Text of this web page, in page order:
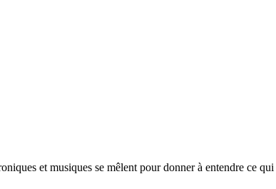
et musiques se mêlent pour donner à entendre ce